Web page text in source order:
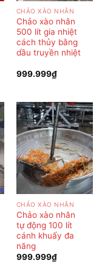
CHẢO XÀO NHÂN
Chảo xào nhân
500 lít gia nhiệt
cách thủy bằng
dầu truyền nhiệt
999.999₫
CHẢO XÀO NHÂN
Chảo xào nhân
tự động 100 lít
cánh khuấy đa
năng
999.999₫